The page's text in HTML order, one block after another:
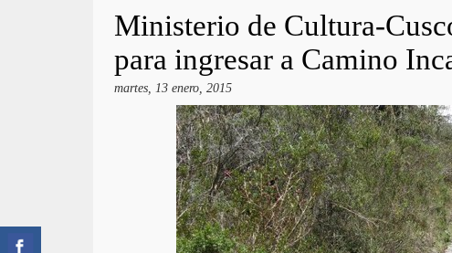
Ministerio de Cultura-
para ingresar a Camino
martes, 13 enero, 2015